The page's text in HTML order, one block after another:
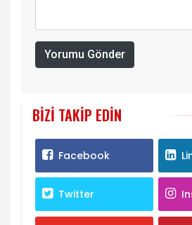
Yorumu Gönder
BIZI TAKIP EDIN
Facebook
Twitter